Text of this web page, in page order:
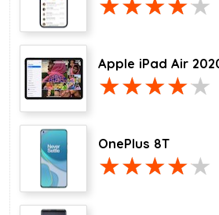
Apple iPad Air
OnePlus 8T